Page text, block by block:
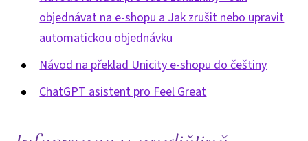
objednávat na e-shopu a Jak zrušit nebo upravit
automatickou objednávku
Návod na překlad Unicity e-shopu do češtiny
ChatGPT asistent pro Feel Great